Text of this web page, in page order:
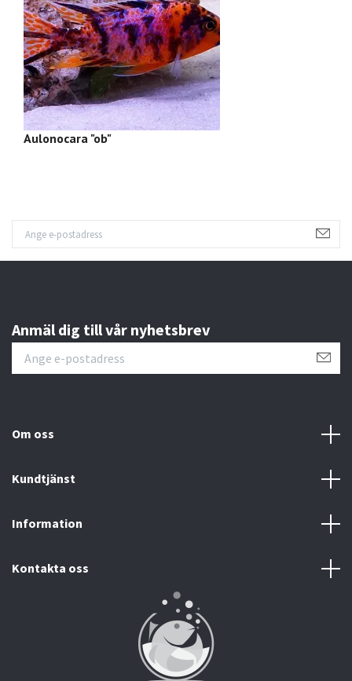
Aulonocara "ob"
Anmäl dig till vår nyhetsbrev
Om oss
Kundtjänst
Information
Kontakta oss